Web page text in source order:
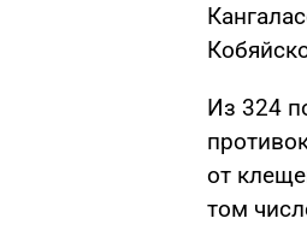
Из 324
от
том